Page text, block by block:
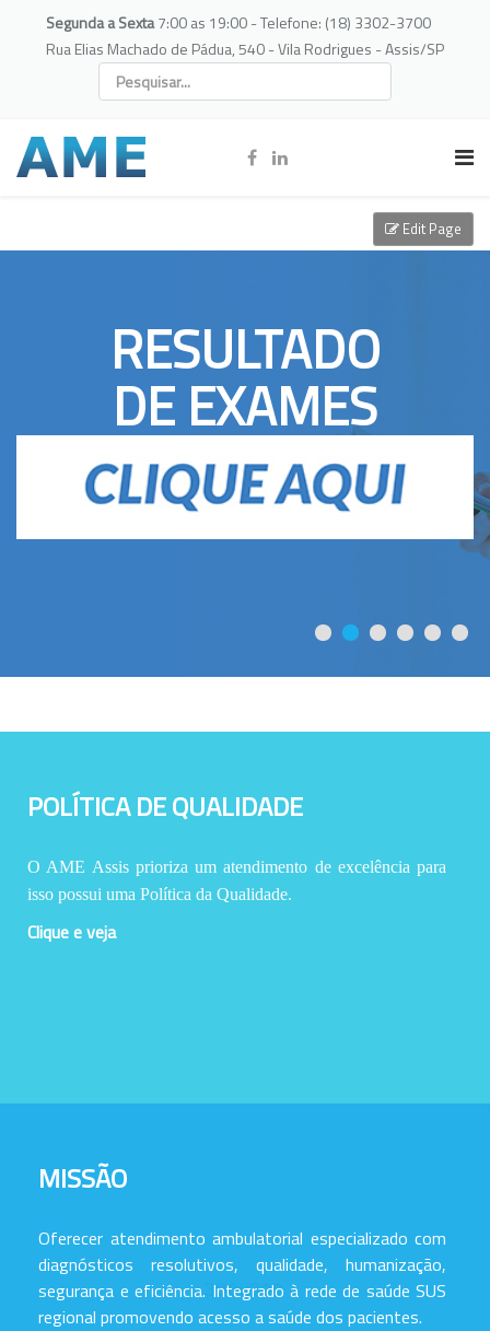
Segunda a Sexta7:00 as 19:00 - Telefone: (18) 3302-3700
Rua Elias Machado de Pádua, 540 - Vila Rodrigues - Assis/SP
RESULTADO
DE EXAMES
POLÍTICA DE QUALIDADE
O AME Assis prioriza um atendimento de excelência para
isso possui uma Política da Qualidade.
Clique e veja
MISSÃO
Oferecer atendimento ambulatorial especializado com
diagnósticos resolutivos, qualidade, humanização,
segurança e eficiência. Integrado à rede de saúde SUS
regional promovendo acesso a saúde dos pacientes.
Edit Page